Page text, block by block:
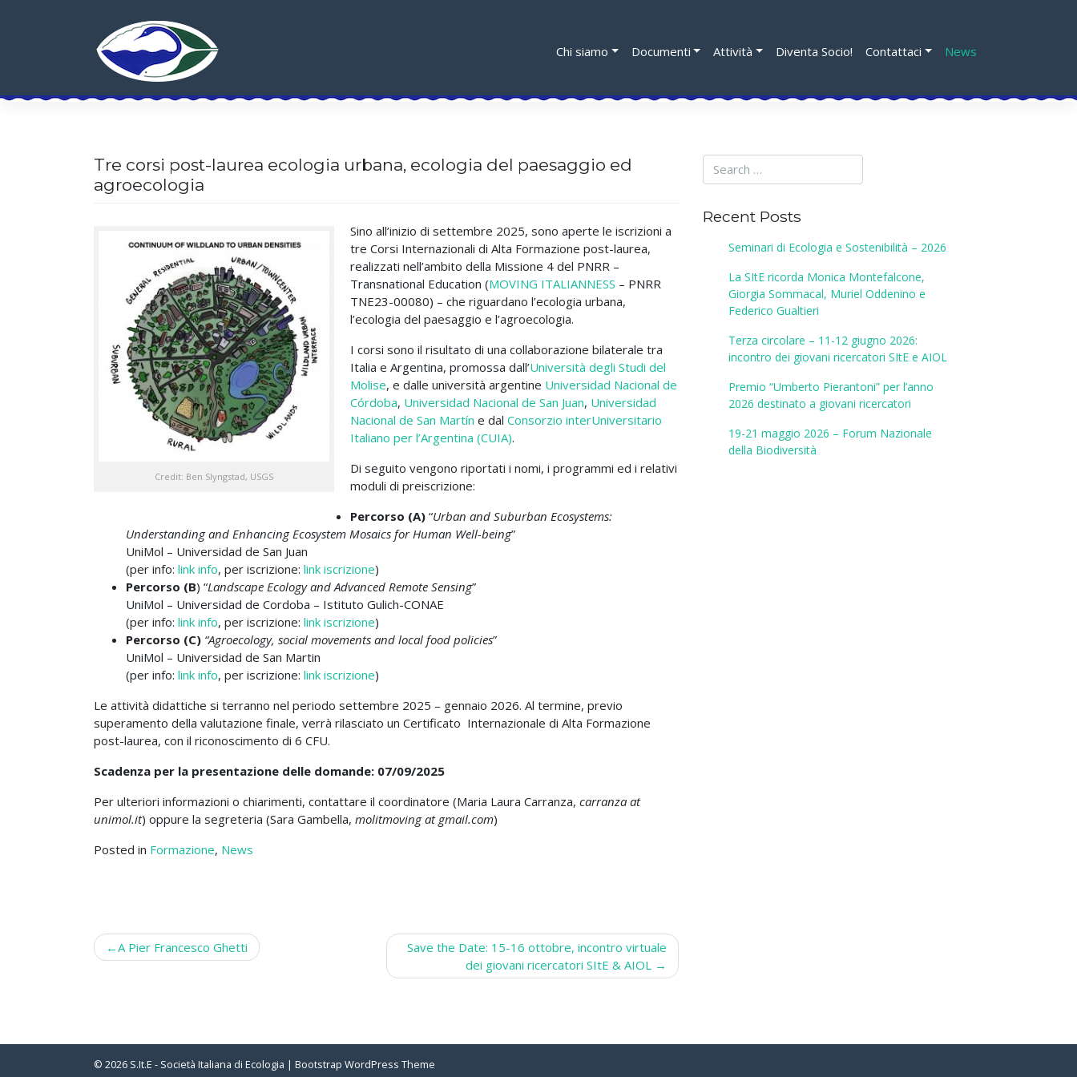
Chi siamo Documenti Attività Diventa Socio! Contattaci News
Tre corsi post-laurea ecologia urbana, ecologia del paesaggio ed
agroecologia
Credit: Ben Slyngstad, USGS
Sino all’inizio di settembre 2025, sono aperte le iscrizioni a
tre Corsi Internazionali di Alta Formazione post-laurea,
realizzati nell’ambito della Missione 4 del PNRR –
Transnational Education (MOVING ITALIANNESS – PNRR
TNE23-00080) – che riguardano l’ecologia urbana,
l’ecologia del paesaggio e l’agroecologia.
I corsi sono il risultato di una collaborazione bilaterale tra
Italia e Argentina, promossa dall’Università degli Studi del
Molise, e dalle università argentine Universidad Nacional de
Córdoba, Universidad Nacional de San Juan, Universidad
Nacional de San Martín e dal Consorzio interUniversitario
Italiano per l’Argentina (CUIA).
Di seguito vengono riportati i nomi, i programmi ed i relativi
moduli di preiscrizione:
Percorso (A) “Urban and Suburban Ecosystems:
Understanding and Enhancing Ecosystem Mosaics for Human Well-being”
UniMol – Universidad de San Juan
(per info: link info, per iscrizione: link iscrizione)
Percorso (B) “Landscape Ecology and Advanced Remote Sensing”
UniMol – Universidad de Cordoba – Istituto Gulich-CONAE
(per info: link info, per iscrizione: link iscrizione)
Percorso (C) “Agroecology, social movements and local food policies”
UniMol – Universidad de San Martin
(per info: link info, per iscrizione: link iscrizione)
Le attività didattiche si terranno nel periodo settembre 2025 – gennaio 2026. Al termine, previo
superamento della valutazione finale, verrà rilasciato un Certificato Internazionale di Alta Formazione
post-laurea, con il riconoscimento di 6 CFU.
Scadenza per la presentazione delle domande: 07/09/2025
Per ulteriori informazioni o chiarimenti, contattare il coordinatore (Maria Laura Carranza, carranza at
unimol.it) oppure la segreteria (Sara Gambella, molitmoving at gmail.com)
Posted in Formazione, News
Post
A Pier Francesco Ghetti
Save the Date: 15-16 ottobre, incontro virtuale
dei giovani ricercatori SItE & AIOL
Recent Posts
Seminari di Ecologia e Sostenibilità – 2026
La SItE ricorda Monica Montefalcone,
Giorgia Sommacal, Muriel Oddenino e
Federico Gualtieri
Terza circolare – 11-12 giugno 2026:
incontro dei giovani ricercatori SItE e AIOL
Premio “Umberto Pierantoni” per l’anno
2026 destinato a giovani ricercatori
19-21 maggio 2026 – Forum Nazionale
della Biodiversità
© 2026 S.It.E - Società Italiana di Ecologia | Bootstrap WordPress Theme